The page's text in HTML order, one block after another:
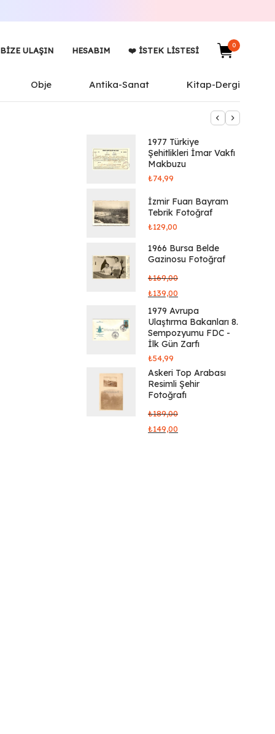
BIZE ULAŞIN HESABIM ❤️ İSTEK LISTESI
0
Obje Antika-Sanat Kitap-Dergi
1977 Türkiye
Şehitlikleri İmar Vakfı
Makbuzu
₺74,99
İzmir Fuarı Bayram
Tebrik Fotoğraf
₺129,00
1966 Bursa Belde
Gazinosu Fotoğraf
₺169,00
₺139,00
1979 Avrupa
Ulaştırma Bakanları 8.
Sempozyumu FDC -
İlk Gün Zarfı
₺54,99
Askeri Top Arabası
Resimli Şehir
Fotoğrafı
₺189,00
₺149,00